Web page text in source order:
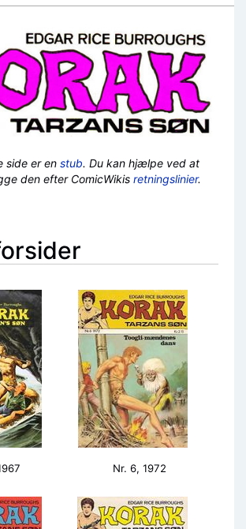
side er en stub. Du kan hjælpe ved at
den efter ComicWikis retningslinier.
Nr. 6, 1972